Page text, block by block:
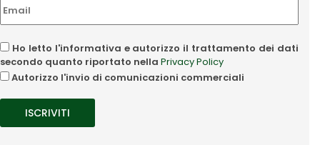
Ho letto l'informativa e autorizzo il trattamento dei dati
secondo quanto riportato nella Privacy Policy
Autorizzo l'invio di comunicazioni commerciali